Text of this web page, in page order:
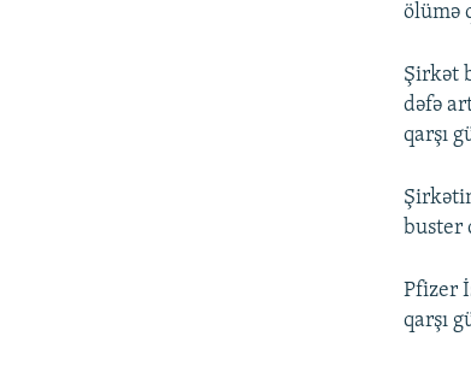
ölümə
Şirkət
dəfə
qarşı
buster
Pfizer
qarşı